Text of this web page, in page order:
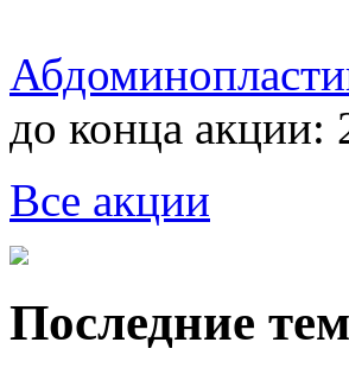
до конца акции:
Все акции
Последние